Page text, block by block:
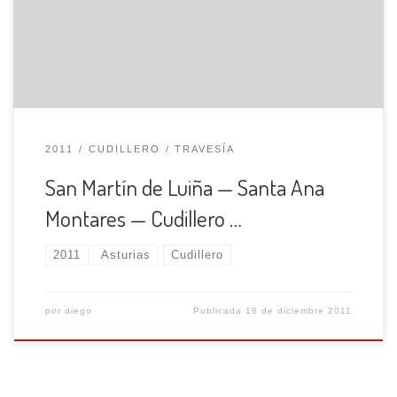
2011 CUDILLERO TRAVESÍA
San Martín de Luiña — Santa Ana
Montares — Cudillero …
2011 Asturias Cudillero
por diego Publicada 18 de diciembre 2011